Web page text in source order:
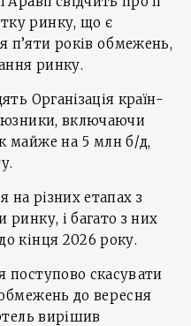
ринку, що є
п’яти років обмежень,
ринку.
Організація країн-
включаючи
майже на 5 млн б/д,
на різних етапах з
ринку, і багато з них
кінця 2026 року.
поступово скасувати
до вересня
вирішив